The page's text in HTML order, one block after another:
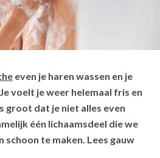
even je haren wassen en je
voelt je weer helemaal fris en
groot dat je niet alles even
één lichaamsdeel die we
schoon te maken. Lees gauw